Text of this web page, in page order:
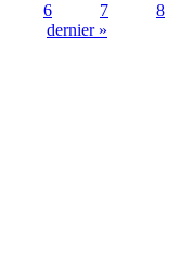
6 7
8
dernier »